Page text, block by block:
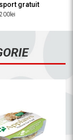
gratuit